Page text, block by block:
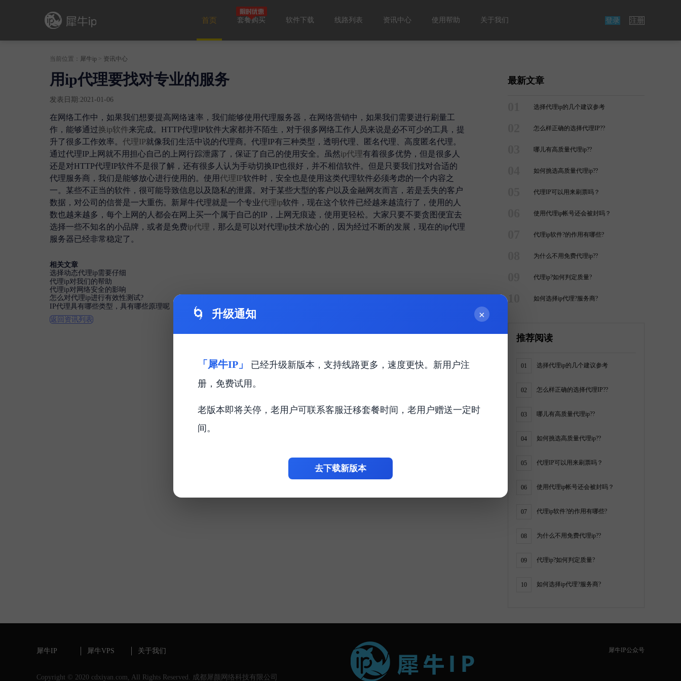
首页 套餐购买 软件下载 线路列表 资讯中心 使用帮助 关于我们 登录 注册
当前位置： 犀牛ip > 资讯中心
用ip代理要找对专业的服务
发表日期:2021-01-06
在网络工作中，如果我们想要提高网络速率，我们能够使用代理服务器，在网络营销中，如果我们需要进行刷量工
作，能够通过换ip软件来完成。HTTP代理IP软件大家都并不陌生，对于很多网络工作人员来说是必不可少的工具，提
升了很多工作效率。 代理IP就像我们生活中说的代理商。代理IP有三种类型，透明代理、匿名代理、高度匿名代理。
通过代理IP上网就不用担心自己的上网行踪泄露了，保证了自己的使用安全。虽然ip代理有着很多优势，但是很多人
还是对HTTP代理IP软件不是很了解，还有很多人认为手动切换IP也很好，并不相信软件。但是只要我们找对合适的
代理服务商，我们是能够放心进行使用的。使用代理IP软件时，安全也是使用这类代理软件必须考虑的一个内容之
一。某些不正当的软件，很可能导致信息以及隐私的泄露。对于某些大型的客户以及金融网友而言，若是丢失的客户
数据，对公司的信誉是一大重伤。新犀牛代理就是一个专业代理ip软件，现在这个软件已经越来越流行了，使用的人
数也越来越多，每个上网的人都会在网上买一个属于自己的IP，上网无痕迹，使用更轻松。大家只要不要贪图便宜去
选择一些不知名的小品牌，或者是免费ip代理 ，那么是可以对代理ip技术放心的，因为经过不断的发展，现在的ip代理
服务器已经非常稳定了。
相关文章
选择动态代理ip需要仔细
代理ip对我们的帮助
代理ip对网络安全的影响
怎么对代理ip进行有效性测试?
IP代理具有哪些类型，具有哪些原理呢
返回资讯列表
最新文章
选择代理ip的几个建议参考
怎么样正确的选择代理IP??
哪儿有高质量代理ip??
如何挑选高质量代理ip??
代理IP可以用来刷票吗？
使用代理ip帐号还会被封吗？
代理ip软件?的作用有哪些?
为什么不用免费代理ip??
代理ip?如何判定质量?
如何选择ip代理?服务商?
推荐阅读
01 选择代理ip的几个建议参考
02 怎么样正确的选择代理IP??
03 哪儿有高质量代理ip??
04 如何挑选高质量代理ip??
05 代理IP可以用来刷票吗？
06 使用代理ip帐号还会被封吗？
07 代理ip软件?的作用有哪些?
08 为什么不用免费代理ip??
09 代理ip?如何判定质量?
10 如何选择ip代理?服务商?
犀牛IP 犀牛VPS 关于我们
Copyright © 2020 cdxiyan.com, All Rights Reserved. 成都犀颜网络科技有限公司
犀牛IP公众号
🌀 升级通知 ×
「犀牛IP」
已经升级新版本，支持线路更多，速度更快。新用户注
册，免费试用。
老版本即将关停，老用户可联系客服迁移套餐时间，老用户赠送一定时
间。
去下载新版本